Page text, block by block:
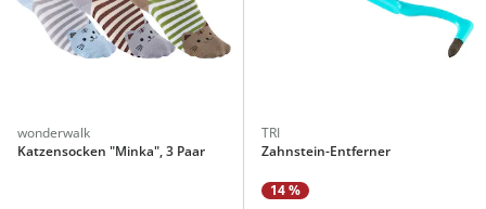
wonderwalk
Katzensocken "Minka", 3 Paar
TRI
Zahnstein-Entferner
14 %